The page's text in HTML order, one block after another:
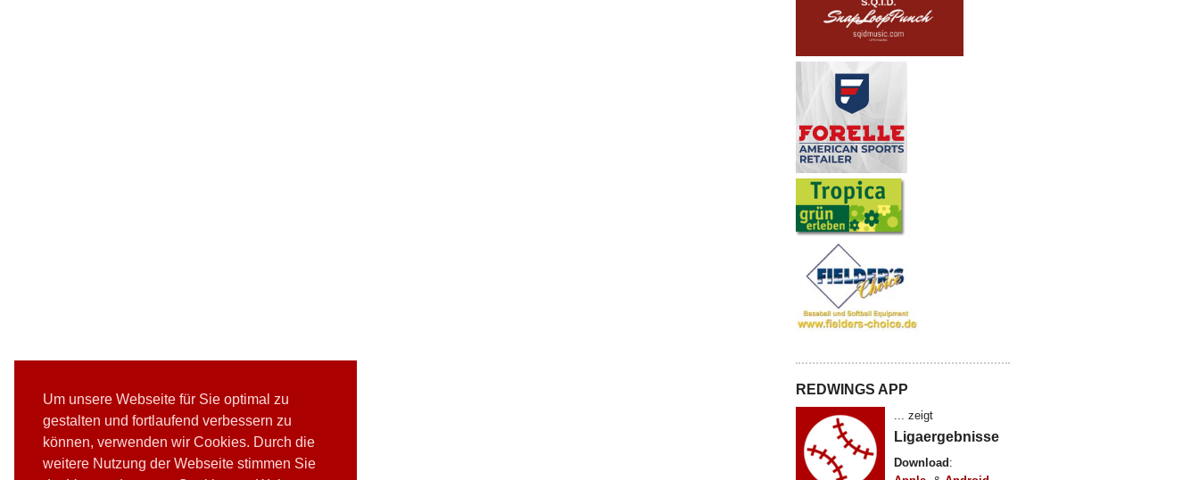
Um unsere Webseite für Sie optimal zu
gestalten und fortlaufend verbessern zu
können, verwenden wir Cookies. Durch die
weitere Nutzung der Webseite stimmen Sie
REDWINGS APP
... zeigt
Ligaergebnisse
Download :